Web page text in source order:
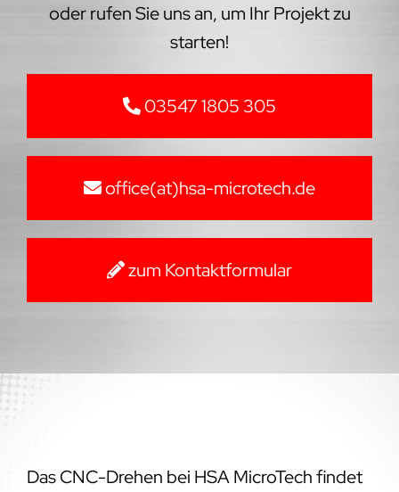
oder rufen Sie uns an, um Ihr Projekt zu
starten!
03547 1805 305
office(at)hsa-microtech.de
zum Kontaktformular
Das CNC-Drehen bei HSA MicroTech findet